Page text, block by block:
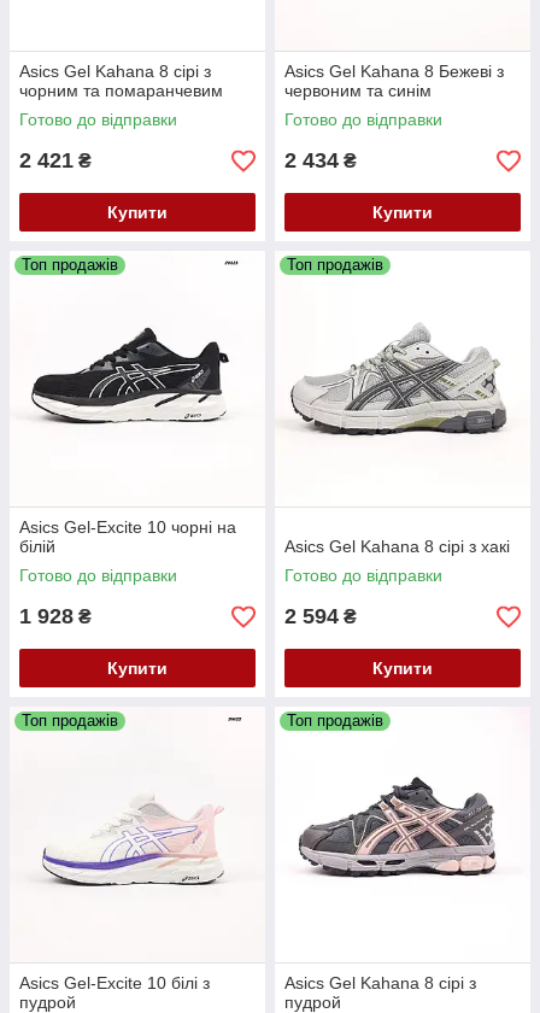
Asics Gel Kahana 8 сірі з
чорним та помаранчевим
Готово до відправки
2 421 ₴
Купити
Asics Gel Kahana 8 Бежеві з
червоним та синім
Готово до відправки
2 434 ₴
Купити
Топ продажів
Asics Gel-Excite 10 чорні на
білій
Готово до відправки
1 928 ₴
Купити
Топ продажів
Asics Gel Kahana 8 сірі з хакі
Готово до відправки
2 594 ₴
Купити
Топ продажів
Asics Gel-Excite 10 білі з
пудрой
Топ продажів
Asics Gel Kahana 8 сірі з
пудрой